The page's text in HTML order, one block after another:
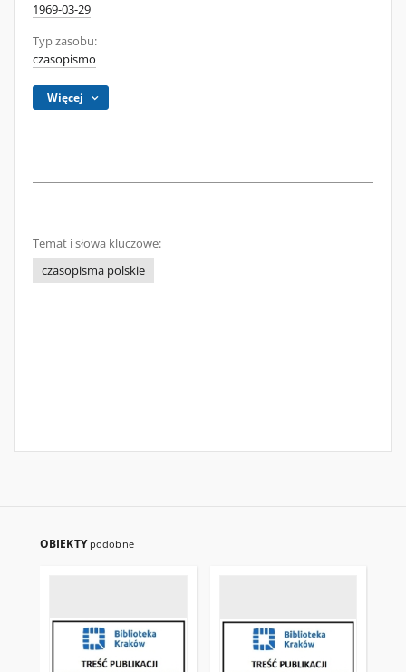
1969-03-29
Typ zasobu:
czasopismo
Więcej
Temat i słowa kluczowe:
czasopisma polskie
OBIEKTY podobne